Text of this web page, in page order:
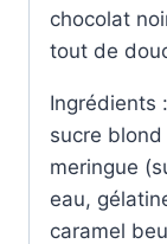
chocolat
tout de
Ingrédients
sucre
meringue
eau,
caramel